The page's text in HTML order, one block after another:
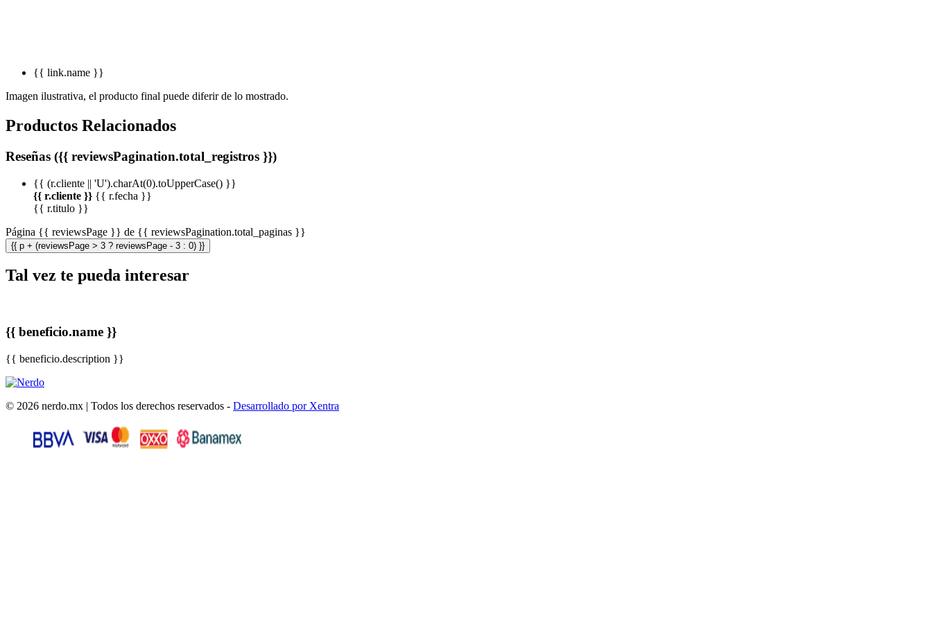
{{ link.name }}
Imagen ilustrativa, el producto final puede diferir de lo mostrado.
Productos Relacionados
Reseñas ({{ reviewsPagination.total_registros }})
{{ (r.cliente || 'U').charAt(0).toUpperCase() }}
{{ r.cliente }} {{ r.fecha }}
{{ r.titulo }}
Página {{ reviewsPage }} de {{ reviewsPagination.total_paginas }}
{{ p + (reviewsPage > 3 ? reviewsPage - 3 : 0) }}
Tal vez te pueda interesar
{{ beneficio.name }}
{{ beneficio.description }}
© 2026 nerdo.mx | Todos los derechos reservados - Desarrollado por Xentra